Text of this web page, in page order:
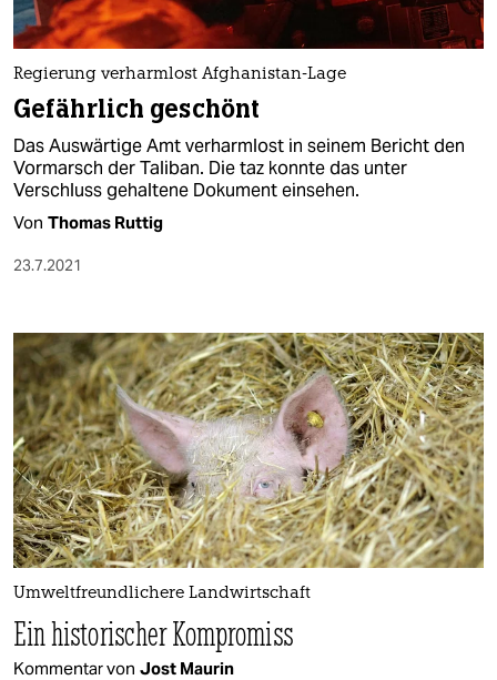
Regierung verharmlost Afghanistan-Lage
Gefährlich geschönt
Das Auswärtige Amt verharmlost in seinem Bericht den
Vormarsch der Taliban. Die taz konnte das unter
Verschluss gehaltene Dokument einsehen.
Von Thomas Ruttig
23.7.2021
Umweltfreundlichere Landwirtschaft
Ein historischer Kompromiss
Kommentar von Jost Maurin